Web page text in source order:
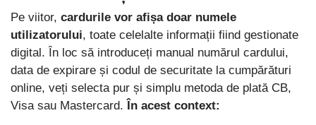
Pe viitor, cardurile vor afișa doar numele
utilizatorului, toate celelalte informații fiind gestionate
digital. În loc să introduceți manual numărul cardului,
data de expirare și codul de securitate la cumpărături
online, veți selecta pur și simplu metoda de plată CB,
Visa sau Mastercard.
În acest context: